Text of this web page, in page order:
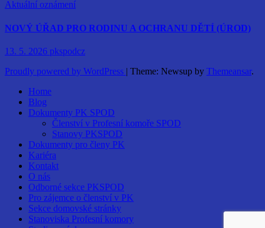
Aktuální oznámení
NOVÝ ÚŘAD PRO RODINU A OCHRANU DĚTÍ (ÚROD)
13. 5. 2026 pkspodcz
Proudly powered by WordPress | Theme: Newsup by Themeansar.
Home
Blog
Dokumenty PK SPOD
Členství v Profesní komoře SPOD
Stanovy PKSPOD
Dokumenty pro členy PK
Kariéra
Kontakt
O nás
Odborné sekce PKSPOD
Pro zájemce o členství v PK
Sekce domovské stránky
Stanoviska Profesní komory